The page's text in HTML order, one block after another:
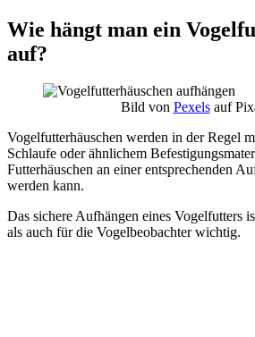
Wie hängt man ein
auf?
Bild von Pexelsauf
Vogelfutterhäuschen werden in der Regel
Schlaufe oder ähnlichem
Futterhäuschen an einer entsprechenden
werden kann.
Das sichere Aufhängen eines Vogelfutters
als auch für die Vogelbeobachter wichtig.